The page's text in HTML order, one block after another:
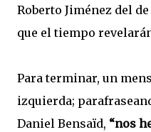
Roberto Jiménez del
que el tiempo
Para terminar, un
izquierda;
Daniel Bensaïd, “nos